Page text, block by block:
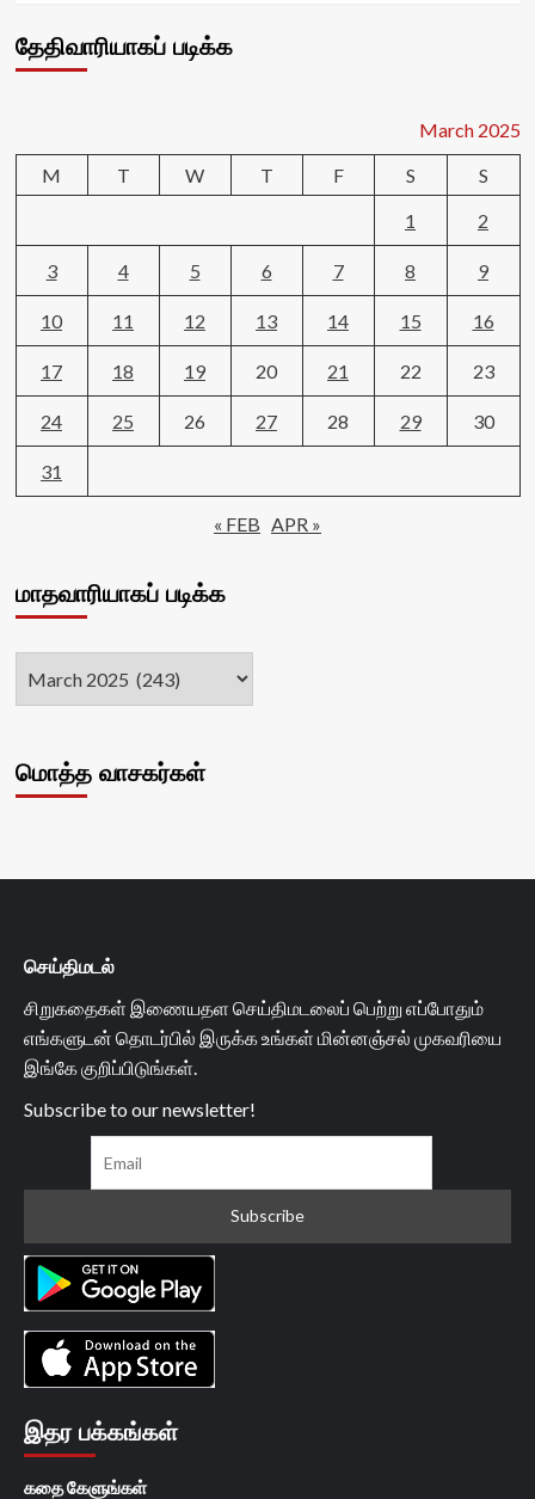
தேதிவாரியாகப் படிக்க
March 2025
M
T W T F S
S
1
2
3 4 5 6 7 8 9
10 11 12 13 14 15 16
17 18 19 20 21 22 23
24 25 26 27 28 29 30
31
« FEB APR »
மாதவாரியாகப் படிக்க
மொத்த வாசகர்கள்
செய்திமடல்
சிறுகதைகள் இணையதள செய்திமடலைப் பெற்று எப்போதும்
எங்களுடன் தொடர்பில் இருக்க உங்கள் மின்னஞ்சல் முகவரியை
இங்கே குறிப்பிடுங்கள்.
Subscribe to our newsletter!
இதர பக்கங்கள்
கதை கேளுங்கள்